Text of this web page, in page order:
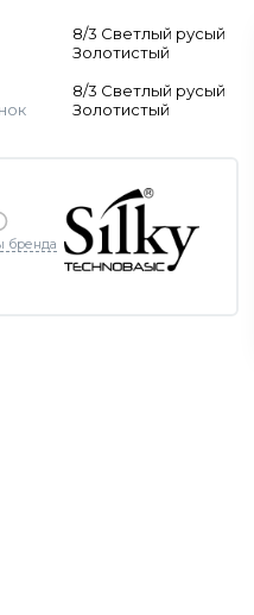
8/3 Светлый русый
Золотистый
8/3 Светлый русый
Золотистый
бренда